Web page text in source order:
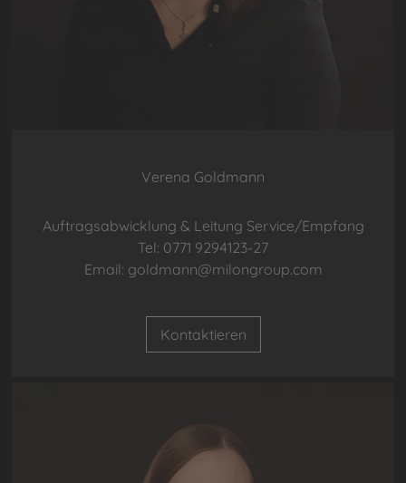
Verena Goldmann
Auftragsabwicklung & Leitung Service/Empfang
Tel: 0771 9294123-27
Email: goldmann@milongroup.com
Kontaktieren